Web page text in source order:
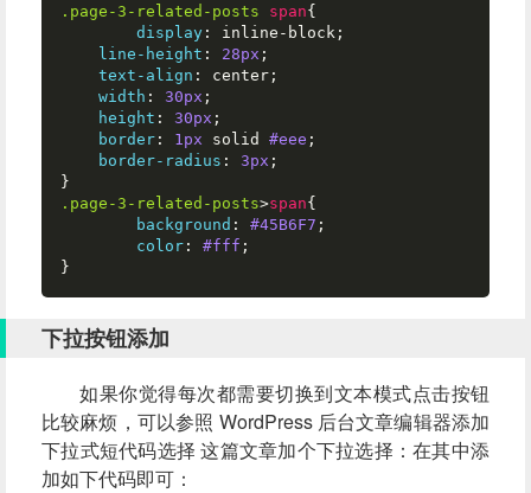
.page-3-related-posts
span{
display : inline-block;
line-height : 28px ;
text-align : center;
width : 30px ;
height : 30px ;
border : 1px solid #eee ;
border-radius : 3px ;
.page-3-related-posts>span{
background : #45B6F7 ;
color : #fff ;
}
下拉按钮添加
如果你觉得每次都需要切换到文本模式点击按钮
比较麻烦，可以参照 WordPress 后台文章编辑器添加
下拉式短代码选择 这篇文章加个下拉选择：在其中添
加如下代码即可：